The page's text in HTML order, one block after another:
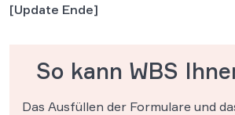
[Update Ende]
So kann WBS
Das Ausfüllen der Formulare und